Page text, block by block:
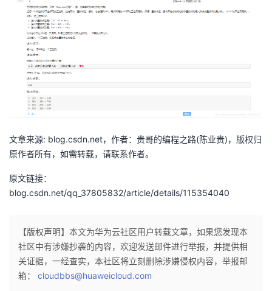
文章来源: blog.csdn.net，作者：贵哥的编程之路(陈业贵)，版权归
原作者所有，如需转载，请联系作者。
原文链接：
blog.csdn.net/qq_37805832/article/details/115354040
【版权声明】本文为华为云社区用户转载文章，如果您发现本
社区中有涉嫌抄袭的内容，欢迎发送邮件进行举报，并提供相
关证据，一经查实，本社区将立刻删除涉嫌侵权内容，举报邮
箱： cloudbbs@huaweicloud.com